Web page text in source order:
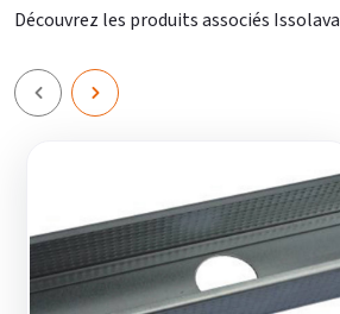
Découvrez les produits associés Issolava